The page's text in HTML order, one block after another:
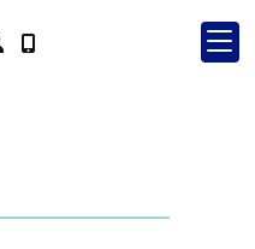
Identifícat